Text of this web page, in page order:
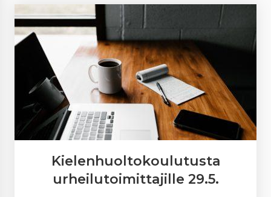
Kielenhuoltokoulutusta
urheilutoimittajille 29.5.